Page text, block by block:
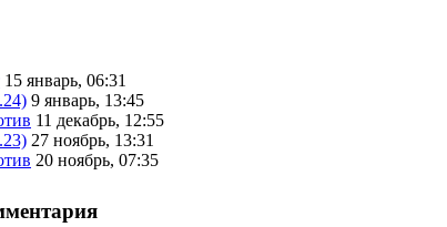
15 январь, 06:31
9 январь, 13:45
11 декабрь, 12:55
27 ноябрь, 13:31
20 ноябрь, 07:35